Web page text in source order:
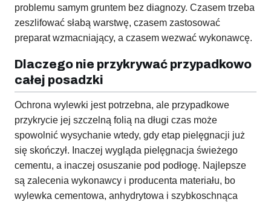
problemu samym gruntem bez diagnozy. Czasem trzeba
zeszlifować słabą warstwę, czasem zastosować
preparat wzmacniający, a czasem wezwać wykonawcę.
Dlaczego nie przykrywać przypadkowo
całej posadzki
Ochrona wylewki jest potrzebna, ale przypadkowe
przykrycie jej szczelną folią na długi czas może
spowolnić wysychanie wtedy, gdy etap pielęgnacji już
się skończył. Inaczej wygląda pielęgnacja świeżego
cementu, a inaczej osuszanie pod podłogę. Najlepsze
są zalecenia wykonawcy i producenta materiału, bo
wylewka cementowa, anhydrytowa i szybkoschnąca